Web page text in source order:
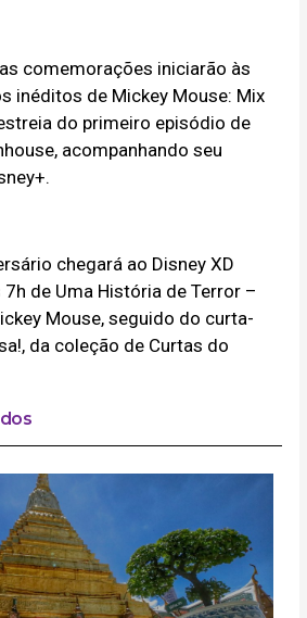
comemorações iniciarão às
inéditos de Mickey Mouse: Mix
do primeiro episódio de
acompanhando seu
chegará ao Disney XD
de Uma História de Terror –
Mouse, seguido do curta-
da coleção de Curtas do